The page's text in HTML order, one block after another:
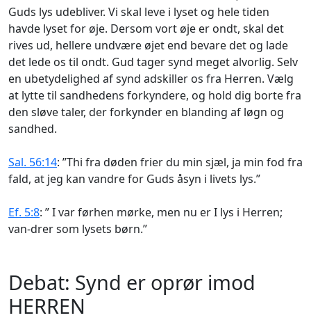
Guds lys udebliver. Vi skal leve i lyset og hele tiden
havde lyset for øje. Dersom vort øje er ondt, skal det
rives ud, hellere undvære øjet end bevare det og lade
det lede os til ondt. Gud tager synd meget alvorlig. Selv
en ubetydelighed af synd adskiller os fra Herren. Vælg
at lytte til sandhedens forkyndere, og hold dig borte fra
den sløve taler, der forkynder en blanding af løgn og
sandhed.
Sal. 56:14: ”Thi fra døden frier du min sjæl, ja min fod fra
fald, at jeg kan vandre for Guds åsyn i livets lys.”
Ef. 5:8: ” I var førhen mørke, men nu er I lys i Herren;
van-drer som lysets børn.”
Debat: Synd er oprør imod
HERREN